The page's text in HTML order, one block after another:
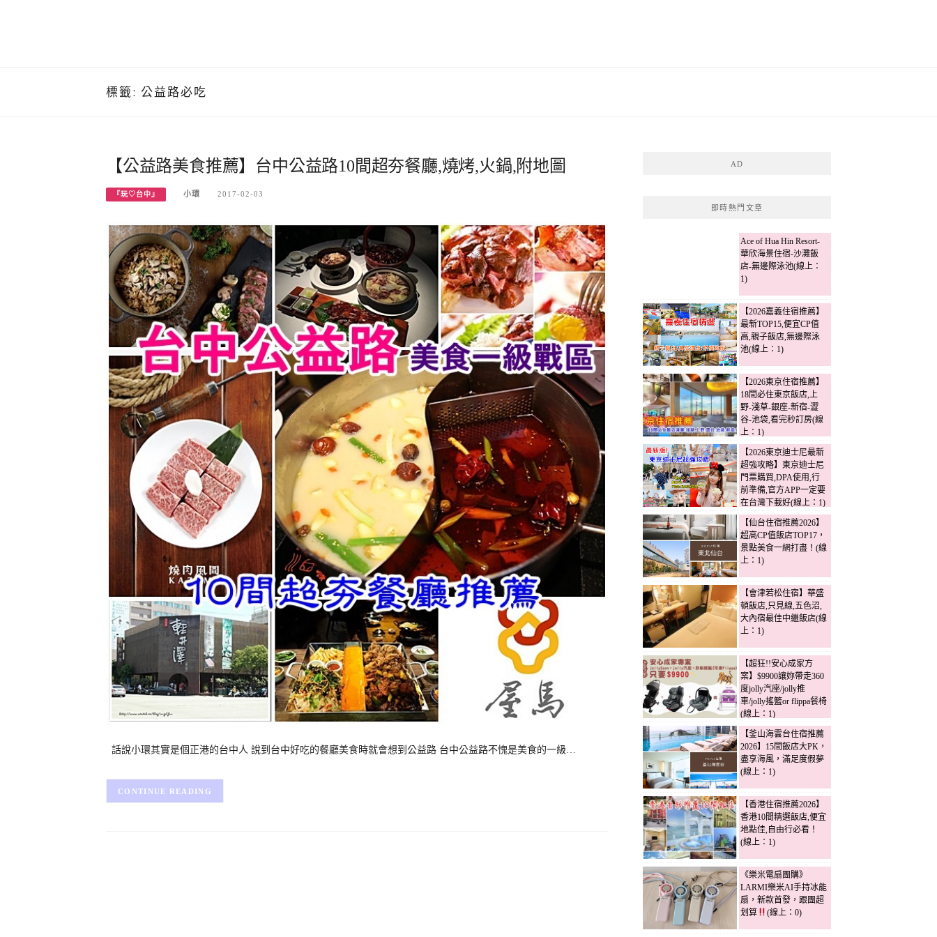
標籤: 公益路必吃
【公益路美食推薦】台中公益路10間超夯餐廳,燒烤,火鍋,附地圖
『玩♡台中』 小環 2017-02-03
話說小環其實是個正港的台中人 說到台中好吃的餐廳美食時就會想到公益路 台中公益路不愧是美食的一級…
CONTINUE READING
AD
即時熱門文章
Ace of Hua Hin Resort-
華欣海景住宿-沙灘飯
店-無邊際泳池(線上：
1)
【2026嘉義住宿推薦】
最新TOP15,便宜CP值
高,親子飯店,無邊際泳
池(線上：1)
【2026東京住宿推薦】
18間必住東京飯店,上
野-淺草-銀座-新宿-澀
谷-池袋,看完秒訂房(線
上：1)
【2026東京迪士尼最新
超強攻略】東京迪士尼
門票購買,DPA使用,行
前準備,官方APP一定要
在台灣下載好(線上：1)
【仙台住宿推薦2026】
超高CP值飯店TOP17，
景點美食一網打盡！(線
上：1)
【會津若松住宿】華盛
頓飯店,只見線,五色沼,
大內宿最佳中繼飯店(線
上：1)
【超狂!!安心成家方
案】$9900讓妳帶走360
度jolly汽座/jolly推
車/jolly搖籃or flippa餐椅
(線上：1)
【釜山海雲台住宿推薦
2026】15間飯店大PK，
盡享海風，滿足度假夢
(線上：1)
【香港住宿推薦2026】
香港10間精選飯店,便宜
地點佳,自由行必看！
(線上：1)
《樂米電扇團購》
LARMI樂米AI手持冰能
扇，新款首發，跟團超
划算
(線上：0)